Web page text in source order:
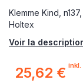
Klemme Kind,
Holtex
Voir la
Sonderpreis
25,62 € inkl.